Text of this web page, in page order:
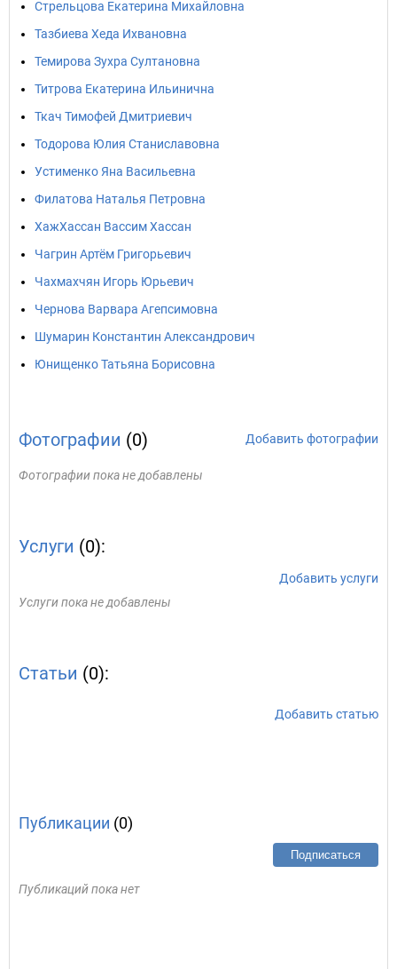
Стрельцова Екатерина Михайловна
Тазбиева Хеда Ихвановна
Темирова Зухра Султановна
Титрова Екатерина Ильинична
Ткач Тимофей Дмитриевич
Тодорова Юлия Станиславовна
Устименко Яна Васильевна
Филатова Наталья Петровна
ХажХассан Вассим Хассан
Чагрин Артём Григорьевич
Чахмахчян Игорь Юрьевич
Чернова Варвара Агепсимовна
Шумарин Константин Александрович
Юнищенко Татьяна Борисовна
Фотографии (0) Добавить фотографии
Фотографии пока не добавлены
Услуги (0):
Добавить услуги
Услуги пока не добавлены
Статьи (0):
Добавить статью
Публикации (0)
Подписаться
Публикаций пока нет